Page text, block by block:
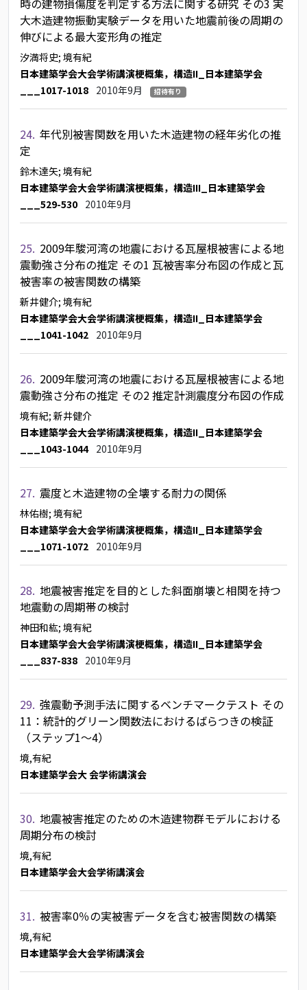
時の建物損傷度を判定する方法に関する研究 その3 実
大木造建物振動実験データを用いた地震前後の周期の
伸びによる最大変形角の推定
汐満将史; 境有紀
日本建築学会大会学術講演梗概集，構造II_日本建築学会
___1017-1018 2010年9月 招待有り
24. 年代別被害関数を用いた木造建物の経年劣化の推
定
鈴木達矢; 境有紀
日本建築学会大会学術講演梗概集，構造III_日本建築学会
___529-530 2010年9月
25. 2009年駿河湾の地震における瓦屋根被害による地
震動強さ分布の推定 その1 瓦被害率分布図の作成と瓦
被害率の被害関数の構築
新井健介; 境有紀
日本建築学会大会学術講演梗概集，構造II_日本建築学会
___1041-1042 2010年9月
26. 2009年駿河湾の地震における瓦屋根被害による地
震動強さ分布の推定 その2 推定計測震度分布図の作成
境有紀; 新井健介
日本建築学会大会学術講演梗概集，構造II_日本建築学会
___1043-1044 2010年9月
27. 震度と木造建物の全壊する耐力の関係
林佑樹; 境有紀
日本建築学会大会学術講演梗概集，構造II_日本建築学会
___1071-1072 2010年9月
28. 地震被害推定を目的とした斜面崩壊と相関を持つ
地震動の周期帯の検討
神田和紘; 境有紀
日本建築学会大会学術講演梗概集，構造II_日本建築学会
___837-838 2010年9月
29. 強震動予測手法に関するベンチマークテスト その
11：統計的グリーン関数法におけるばらつきの検証
（ステップ1～4）
境,有紀
日本建築学会大 会学術講演会
30. 地震被害推定のための木造建物群モデルにおける
周期分布の検討
境,有紀
日本建築学会大会学術講演会
31. 被害率0％の実被害データを含む被害関数の構築
境,有紀
日本建築学会大会学術講演会